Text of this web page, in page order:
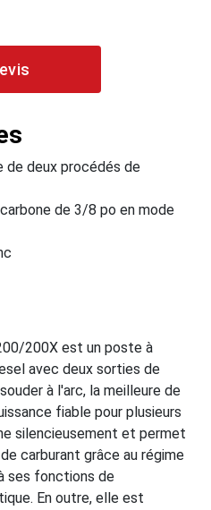
de deux procédés de
de 3/8 po en mode
200X est un poste à
avec deux sorties de
à l'arc, la meilleure de
fiable pour plusieurs
silencieusement et permet
carburant grâce au régime
ses fonctions de
En outre, elle est